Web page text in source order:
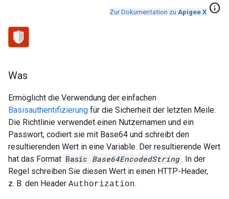
Zur Dokumentation zu Apigee X info
Was
Ermöglicht die Verwendung der einfachen
Basisauthentifizierung für die Sicherheit der letzten Meile.
Die Richtlinie verwendet einen Nutzernamen und ein
Passwort, codiert sie mit Base64 und schreibt den
resultierenden Wert in eine Variable. Der resultierende Wert
hat das Format Basic Base64EncodedString . In der
Regel schreiben Sie diesen Wert in einen HTTP-Header,
z. B. den Header Authorization.